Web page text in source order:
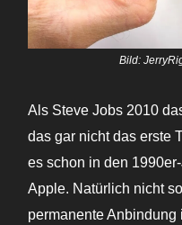
Bild:
Als Steve Jobs 2010
das gar nicht das erste
es schon in den
Apple. Natürlich nicht
permanente